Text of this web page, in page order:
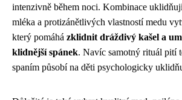
intenzivně během noci. Kombinace
mléka a protizánětlivých vlastností medu
který pomáhá zklidnit dráždivý kašel a
klidnější spánek. Navíc samotný rituál pití
spaním působí na děti psychologicky